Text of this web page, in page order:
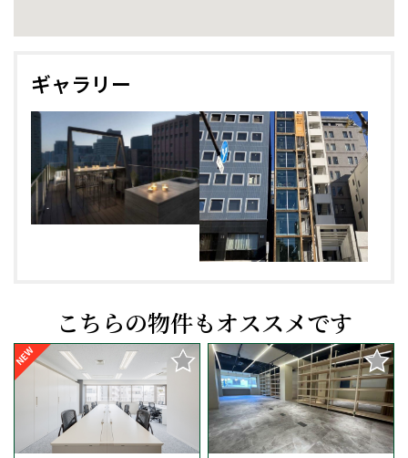
ギャラリー
こちらの物件もオススメです
NEW